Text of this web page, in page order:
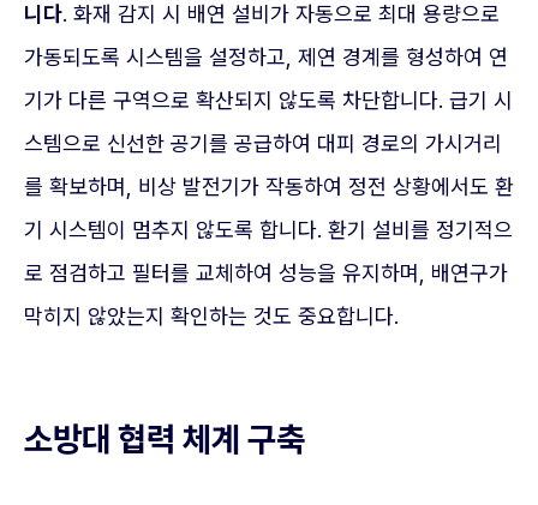
니다. 화재 감지 시 배연 설비가 자동으로 최대 용량으로
가동되도록 시스템을 설정하고, 제연 경계를 형성하여 연
기가 다른 구역으로 확산되지 않도록 차단합니다. 급기 시
스템으로 신선한 공기를 공급하여 대피 경로의 가시거리
를 확보하며, 비상 발전기가 작동하여 정전 상황에서도 환
기 시스템이 멈추지 않도록 합니다. 환기 설비를 정기적으
로 점검하고 필터를 교체하여 성능을 유지하며, 배연구가
막히지 않았는지 확인하는 것도 중요합니다.
소방대 협력 체계 구축